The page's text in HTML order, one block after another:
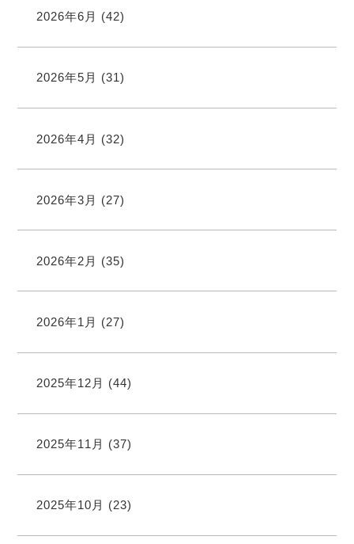
2026年6月 (42)
2026年5月 (31)
2026年4月 (32)
2026年3月 (27)
2026年2月 (35)
2026年1月 (27)
2025年12月 (44)
2025年11月 (37)
2025年10月 (23)